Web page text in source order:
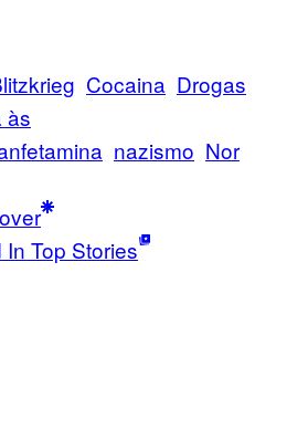
Cocaina Drogas
às
nazismo Nor
Top Stories